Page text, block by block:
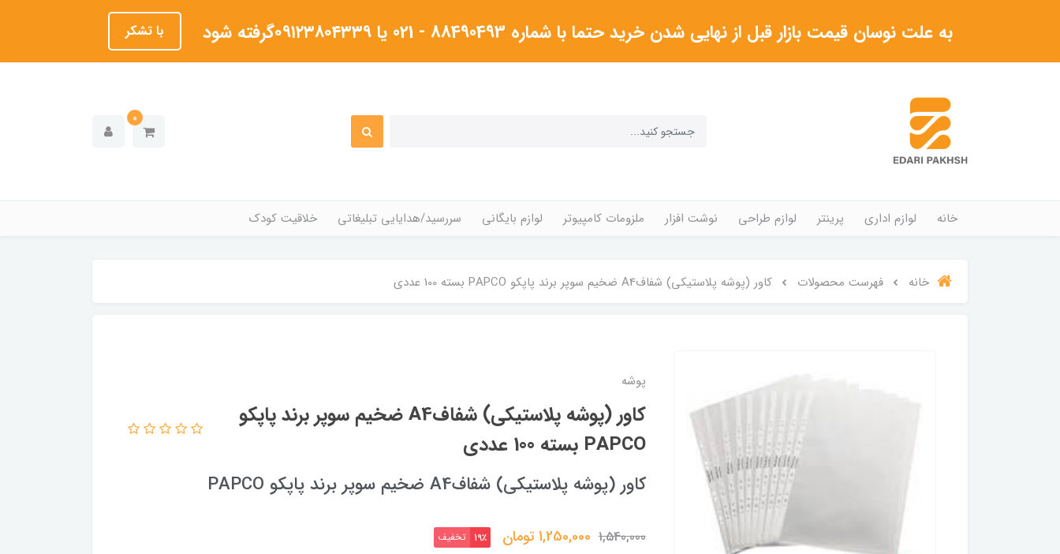
به علت نوسان قیمت بازار قبل از نهایی شدن خرید حتما با شماره 88490493 - 021 یا ۰۹۱۲۳۸۰۴۳۳۹گرفته شود با تشکر
0
خانه لوازم اداری پرینتر لوازم طراحی نوشت افزار ملزومات کامپیوتر لوازم بایگانی سررسید/هدایایی تبلیغاتی خلاقیت کودک
خانه فهرست محصولات کاور (پوشه پلاستیکی) شفافA4 ضخیم سوپر برند پاپکو PAPCO بسته 100 عددی
پوشه
کاور (پوشه پلاستیکی) شفافA4 ضخیم سوپر برند پاپکو
PAPCO بسته 100 عددی
کاور (پوشه پلاستیکی) شفافA4 ضخیم سوپر برند پاپکو PAPCO
1,540,000
1,250,000تومان 19٪ تخفیف